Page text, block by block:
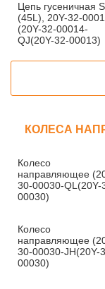
Цепь гусеничная
(45L), 20Y-32-
(20Y-32-00014-
QJ(20Y-32-00013)
КОЛЕСА
Колесо
направляющее
30-00030-QL(20Y-
00030)
Колесо
направляющее
30-00030-JH(20Y-
00030)